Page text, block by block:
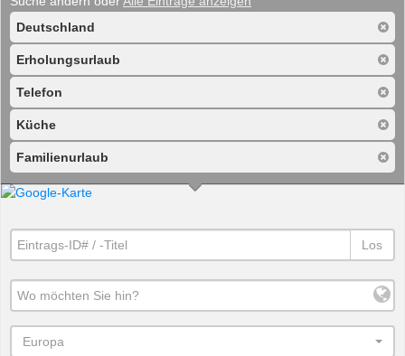
Deutschland
Erholungsurlaub
Telefon
Küche
Familienurlaub
Los
Europa